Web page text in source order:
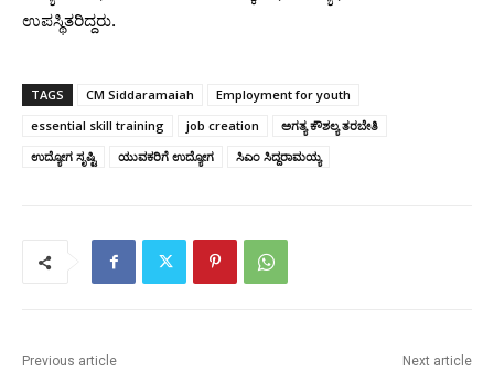
ಉಪಸ್ಥಿತರಿದ್ದರು.
TAGS CM Siddaramaiah
Employment for youth
essential skill training
job creation
ಅಗತ್ಯ ಕೌಶಲ್ಯ ತರಬೇತಿ
ಉದ್ಯೋಗ ಸೃಷ್ಟಿ
ಯುವಕರಿಗೆ ಉದ್ಯೋಗ ಸಿಎಂ ಸಿದ್ದರಾಮಯ್ಯ
Previous article Next article